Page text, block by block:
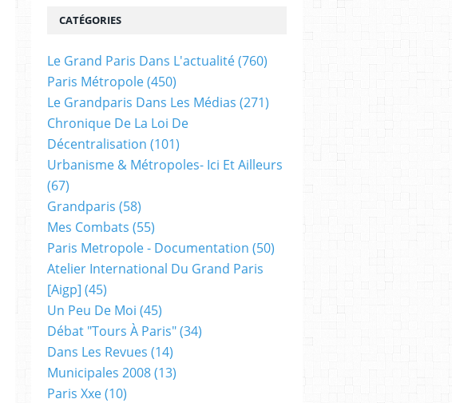
CATÉGORIES
Le Grand Paris Dans L'actualité(760)
Paris Métropole(450)
Le Grandparis Dans Les Médias (271)
Chronique De La Loi De
Décentralisation (101)
Urbanisme & Métropoles- Ici Et Ailleurs
(67)
Grandparis (58)
Mes Combats (55)
Paris Metropole - Documentation (50)
Atelier International Du Grand Paris
[aigp] (45)
Un Peu De Moi (45)
Débat "tours À Paris"(34)
Dans Les Revues (14)
Municipales 2008(13)
Paris Xxe(10)